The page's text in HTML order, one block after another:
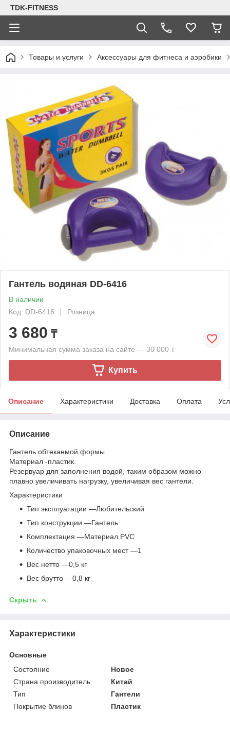
TDK-FITNESS
Товары и услуги Аксессуары для фитнеса и аэробики
Гантель водяная DD-6416
В наличии
Код: DD-6416
Розница
3 680 ₸
Минимальная сумма заказа на сайте — 30 000 ₸
Купить
Описание Характеристики Доставка Оплата
Описание
Гантель обтекаемой формы.
Материал -пластик.
Резервуар для заполнения водой, таким образом можно
плавно увеличивать нагрузку, увеличивая вес гантели.
Характеристики
Тип эксплуатации —Любительский
Тип конструкции —Гантель
Комплектация —Материал PVC
Количество упаковочных мест —1
Вес нетто —0,5 кг
Вес брутто —0,8 кг
Скрыть
Характеристики
Основные
Состояние
Новое
Страна производитель
Китай
Тип
Гантели
Покрытие блинов
Пластик